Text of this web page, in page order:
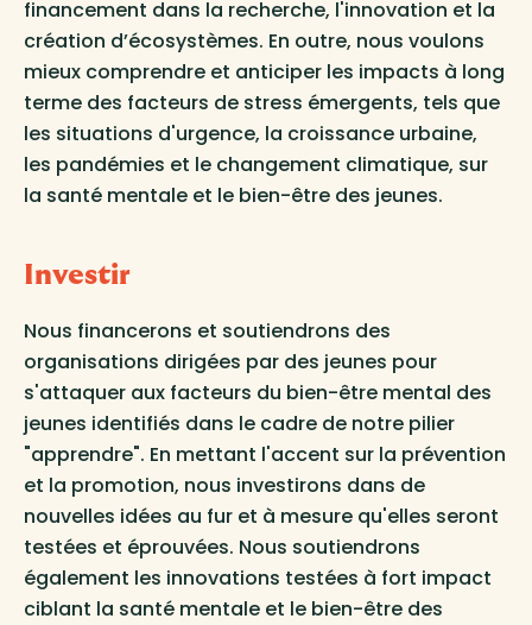
financement dans la recherche, l'innovation et la
création d’écosystèmes. En outre, nous voulons
mieux comprendre et anticiper les impacts à long
terme des facteurs de stress émergents, tels que
les situations d'urgence, la croissance urbaine,
les pandémies et le changement climatique, sur
la santé mentale et le bien-être des jeunes.
Investir
Nous financerons et soutiendrons des
organisations dirigées par des jeunes pour
s'attaquer aux facteurs du bien-être mental des
jeunes identifiés dans le cadre de notre pilier
"apprendre". En mettant l'accent sur la prévention
et la promotion, nous investirons dans de
nouvelles idées au fur et à mesure qu'elles seront
testées et éprouvées. Nous soutiendrons
également les innovations testées à fort impact
ciblant la santé mentale et le bien-être des